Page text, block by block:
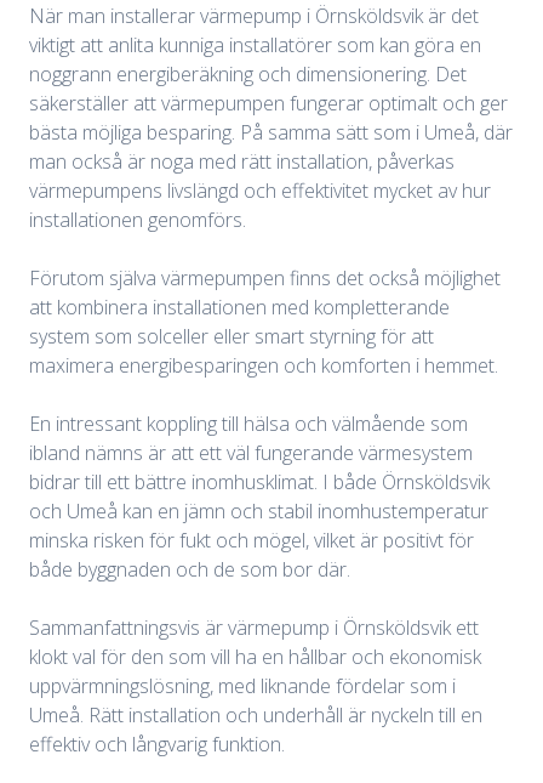
När man installerar värmepump i Örnsköldsvik är det
viktigt att anlita kunniga installatörer som kan göra en
noggrann energiberäkning och dimensionering. Det
säkerställer att värmepumpen fungerar optimalt och ger
bästa möjliga besparing. På samma sätt som i Umeå, där
man också är noga med rätt installation, påverkas
värmepumpens livslängd och effektivitet mycket av hur
installationen genomförs.
Förutom själva värmepumpen finns det också möjlighet
att kombinera installationen med kompletterande
system som solceller eller smart styrning för att
maximera energibesparingen och komforten i hemmet.
En intressant koppling till hälsa och välmående som
ibland nämns är att ett väl fungerande värmesystem
bidrar till ett bättre inomhusklimat. I både Örnsköldsvik
och Umeå kan en jämn och stabil inomhustemperatur
minska risken för fukt och mögel, vilket är positivt för
både byggnaden och de som bor där.
Sammanfattningsvis är värmepump i Örnsköldsvik ett
klokt val för den som vill ha en hållbar och ekonomisk
uppvärmningslösning, med liknande fördelar som i
Umeå. Rätt installation och underhåll är nyckeln till en
effektiv och långvarig funktion.